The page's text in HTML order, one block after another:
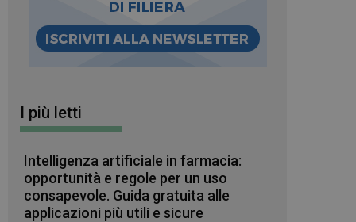
I più letti
Intelligenza artificiale in farmacia:
opportunità e regole per un uso
consapevole. Guida gratuita alle
applicazioni più utili e sicure